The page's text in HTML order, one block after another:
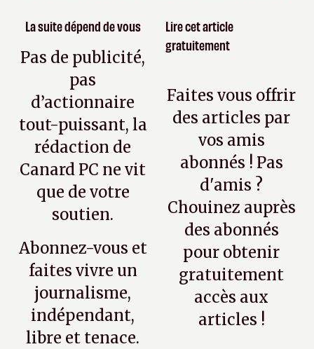
La suite dépend de vous
Pas de publicité,
pas
d’actionnaire
tout-puissant, la
rédaction de
Canard PC ne vit
que de votre
soutien.
Abonnez-vous et
faites vivre un
journalisme,
indépendant,
libre et tenace.
Lire cet article
gratuitement
Faites vous offrir
des articles par
vos amis
abonnés ! Pas
d'amis ?
Chouinez auprès
des abonnés
pour obtenir
gratuitement
accès aux
articles !